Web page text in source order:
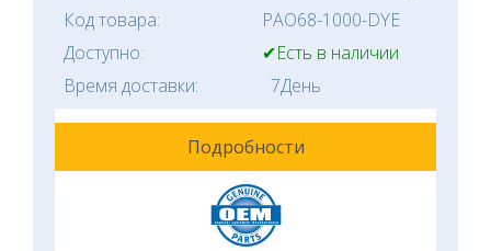
Код товара:
PAO68-1000-DYE
Доступно:
✔Есть в наличии
Время доставки:
7День
Подробности